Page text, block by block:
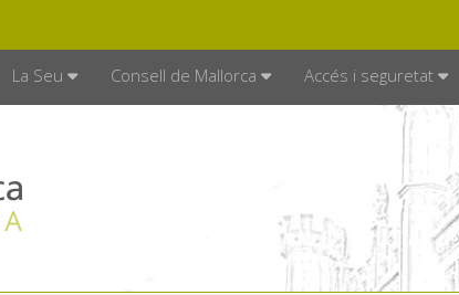
La Seu Consell de Mallorca Accés i seguretat